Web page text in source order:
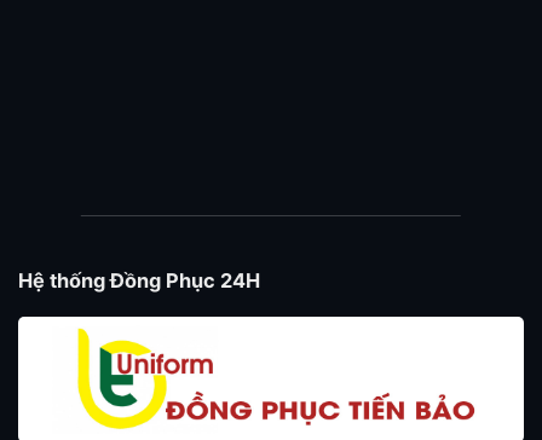
Hệ thống Đồng Phục 24H